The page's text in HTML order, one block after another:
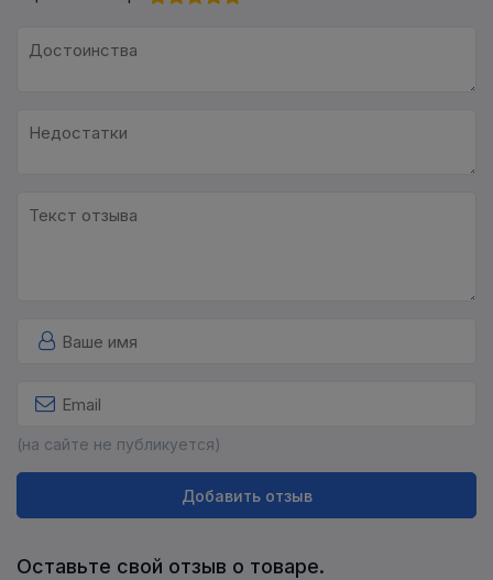
(на сайте не публикуется)
Добавить отзыв
Оставьте свой отзыв о товаре.